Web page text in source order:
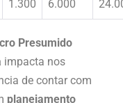
1.300
6.000
Presumido
impacta nos
de contar com
planejamento